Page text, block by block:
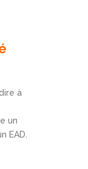
à
un
EAD.